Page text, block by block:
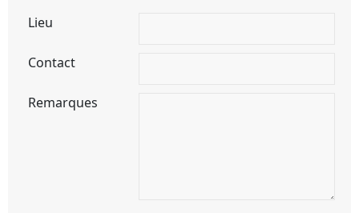
Lieu
Contact
Remarques